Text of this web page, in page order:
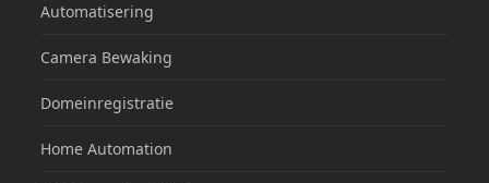
Automatisering
Camera Bewaking
Domeinregistratie
Home Automation